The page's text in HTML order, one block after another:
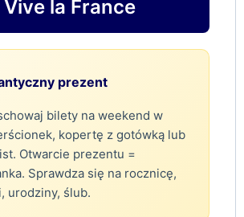
la France
prezent
bilety na weekend w
kopertę z gotówką lub
Otwarcie prezentu =
Sprawdza się na rocznicę,
urodziny, ślub.